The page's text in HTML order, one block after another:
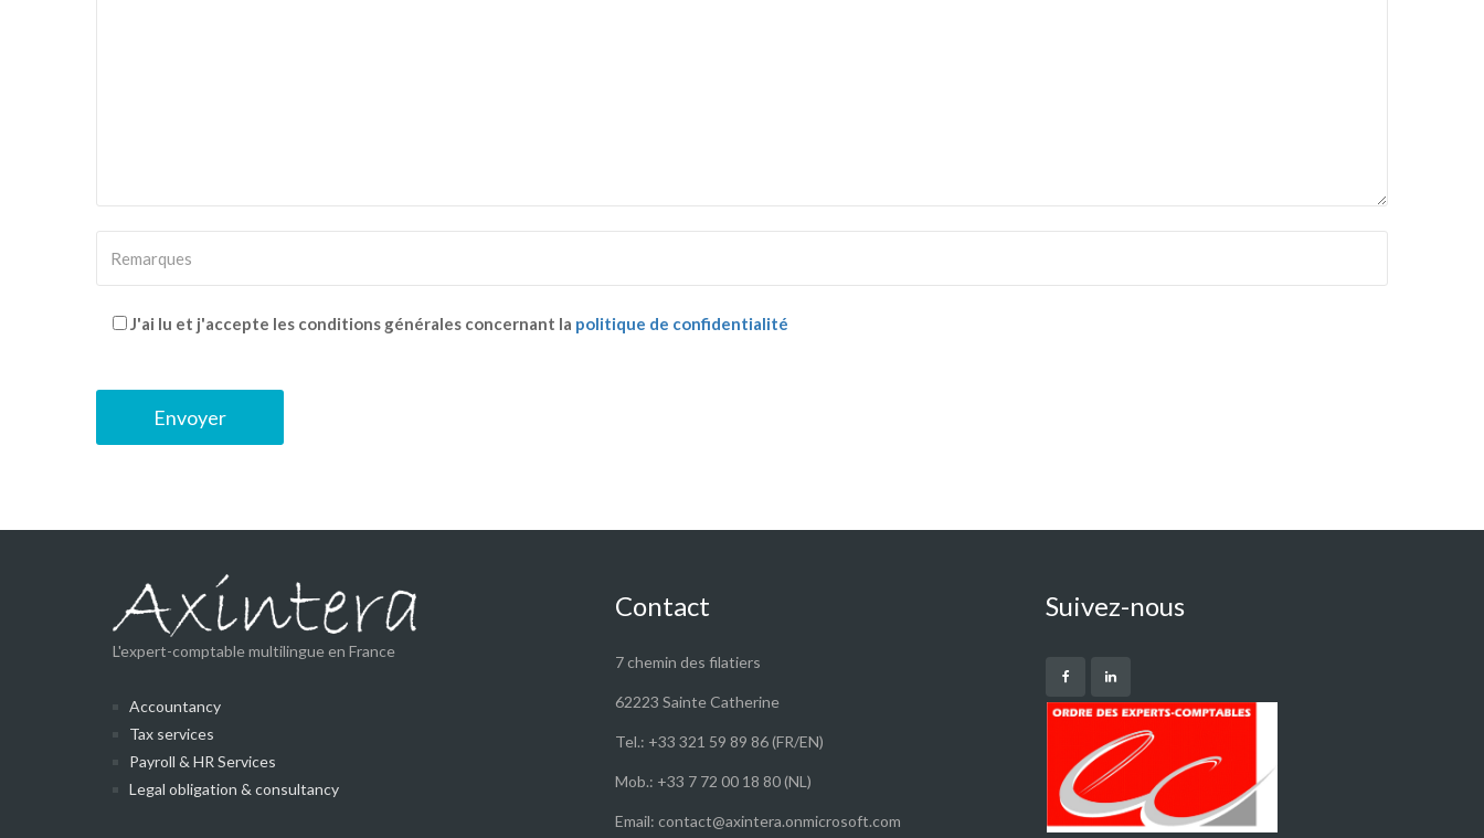
J'ai lu et j'accepte les conditions générales concernant la politique de confidentialité
L'expert-comptable multilingue en France
Accountancy
Tax services
Payroll & HR Services
Legal obligation & consultancy
Contact
7 chemin des filatiers
62223 Sainte Catherine
Tel.: +33 321 59 89 86 (FR/EN)
Mob.: +33 7 72 00 18 80 (NL)
Email: contact@axintera.onmicrosoft.com
Suivez-nous